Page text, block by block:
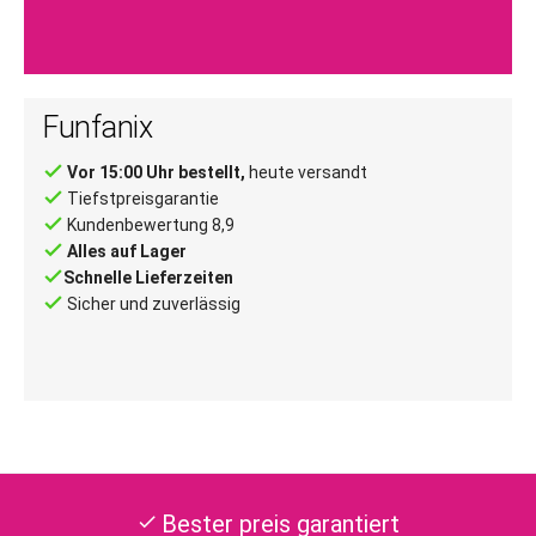
Funfanix
done Vor 15:00 Uhr bestellt, heute versandt
done Tiefstpreisgarantie
done Kundenbewertung 8,9
done Alles auf Lager
doneSchnelle Lieferzeiten
done Sicher und zuverlässig
check Bester preis garantiert